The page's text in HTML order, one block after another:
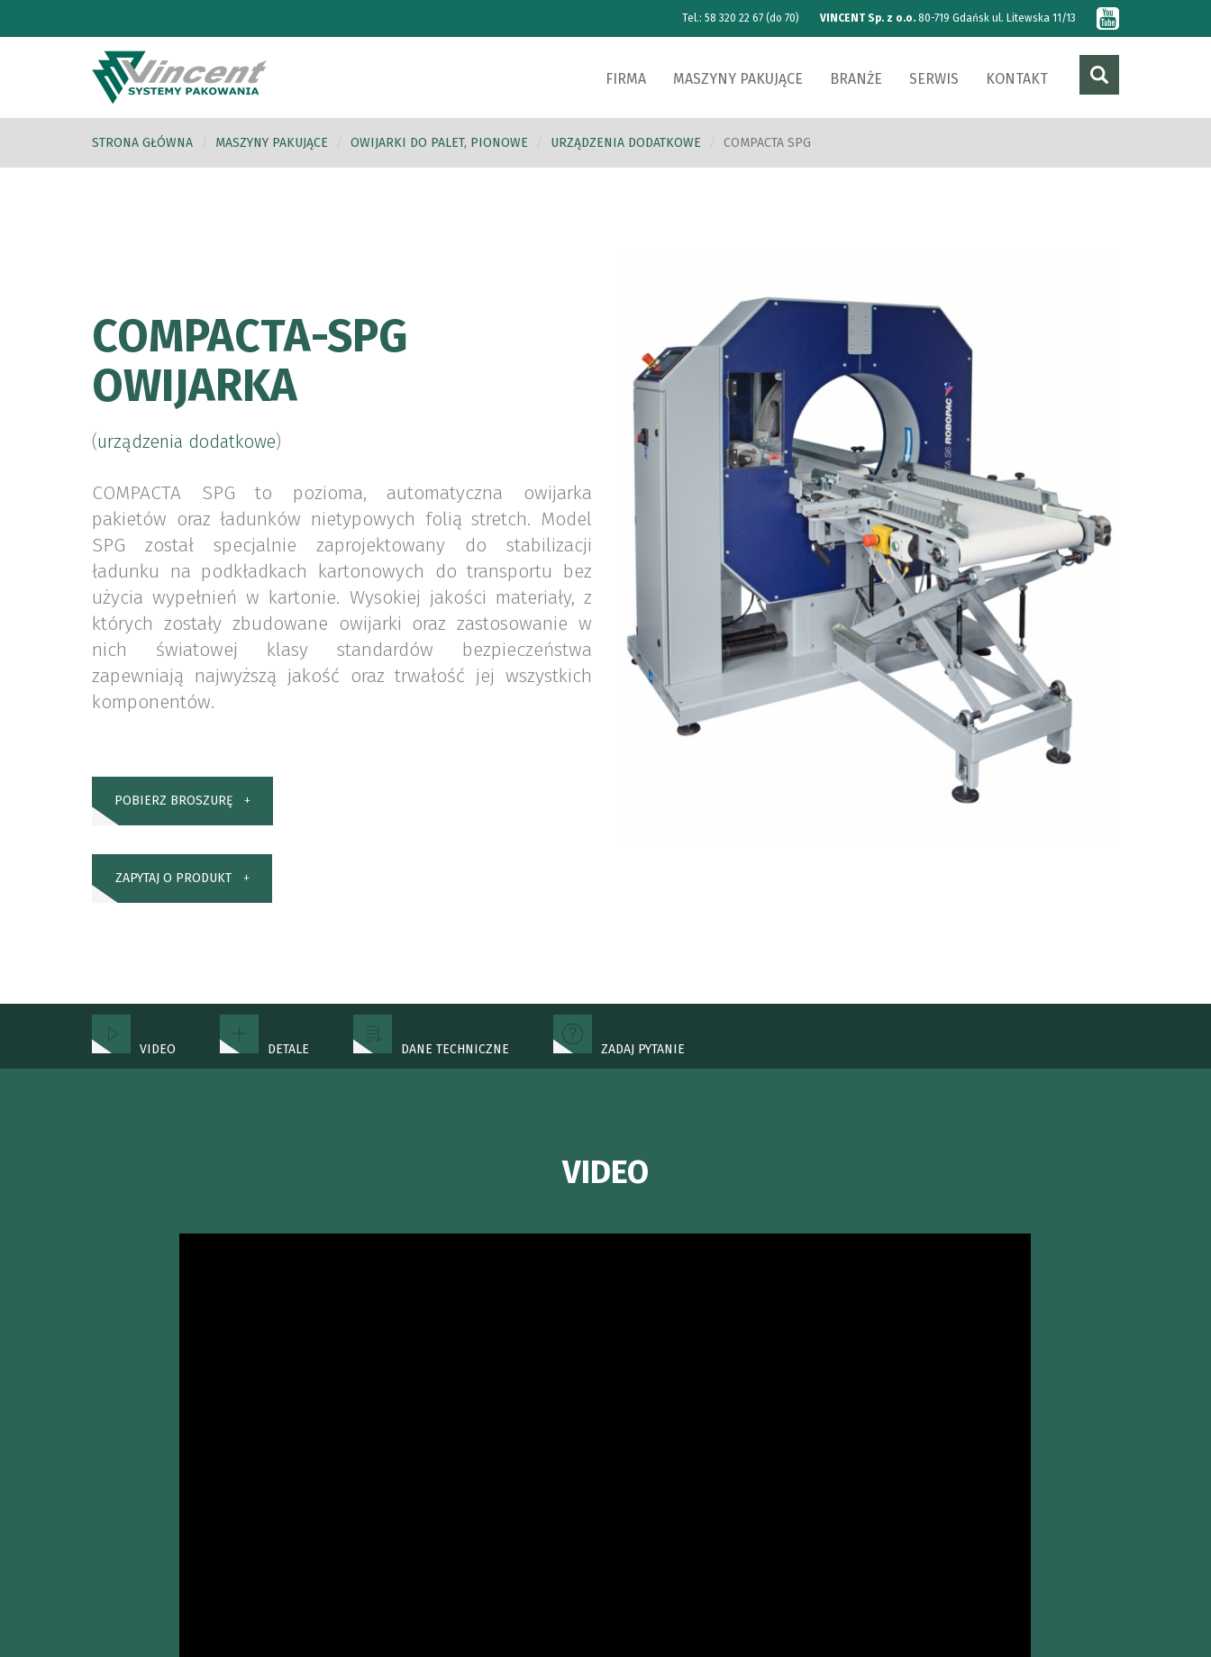
Tel.: 58 320 22 67 (do 70) VINCENT Sp. z o.o. 80-719 Gdańsk ul. Litewska 11/13
FIRMA MASZYNY PAKUJĄCE BRANŻE SERWIS KONTAKT
STRONA GŁÓWNA MASZYNY PAKUJĄCE OWIJARKI DO PALET, PIONOWE URZĄDZENIA DODATKOWE COMPACTA SPG
COMPACTA-SPG
OWIJARKA
(urządzenia dodatkowe)
COMPACTA SPG to pozioma, automatyczna owijarka
pakietów oraz ładunków nietypowych folią stretch. Model
SPG został specjalnie zaprojektowany do stabilizacji
ładunku na podkładkach kartonowych do transportu bez
użycia wypełnień w kartonie. Wysokiej jakości materiały, z
których zostały zbudowane owijarki oraz zastosowanie w
nich światowej klasy standardów bezpieczeństwa
zapewniają najwyższą jakość oraz trwałość jej wszystkich
komponentów.
POBIERZ BROSZURĘ
ZAPYTAJ O PRODUKT
VIDEO DETALE DANE TECHNICZNE ZADAJ PYTANIE
VIDEO